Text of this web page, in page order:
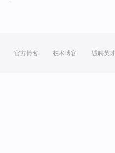
官方博客 技术博客 诚聘英才